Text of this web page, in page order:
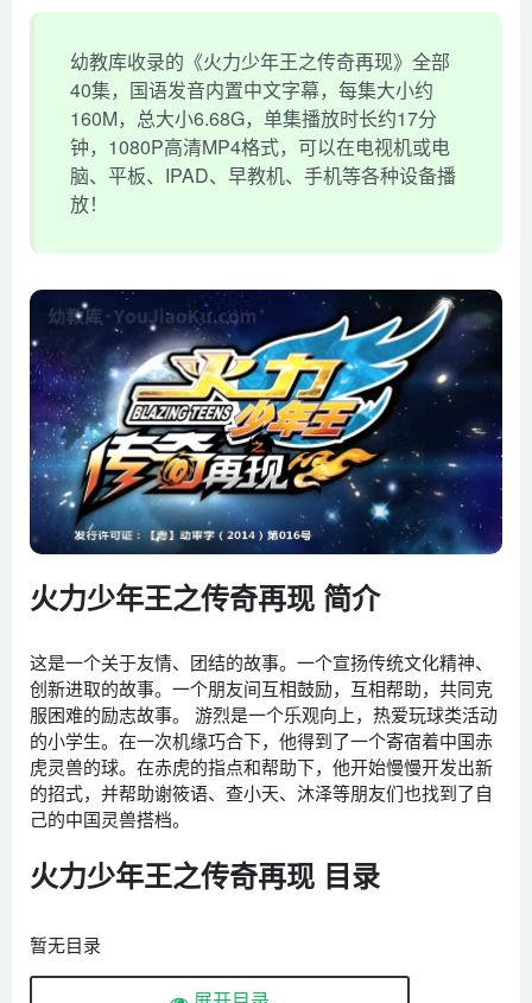
幼教库收录的《火力少年王之传奇再现》全部
40集，国语发音内置中文字幕，每集大小约
160M，总大小6.68G，单集播放时长约17分
钟，1080P高清MP4格式，可以在电视机或电
脑、平板、IPAD、早教机、手机等各种设备播
放！
火力少年王之传奇再现 简介
这是一个关于友情、团结的故事。一个宣扬传统文化精神、
创新进取的故事。一个朋友间互相鼓励，互相帮助，共同克
服困难的励志故事。 游烈是一个乐观向上，热爱玩球类活动
的小学生。在一次机缘巧合下，他得到了一个寄宿着中国赤
虎灵兽的球。在赤虎的指点和帮助下，他开始慢慢开发出新
的招式，并帮助谢筱语、查小天、沐泽等朋友们也找到了自
己的中国灵兽搭档。
火力少年王之传奇再现 目录
暂无目录